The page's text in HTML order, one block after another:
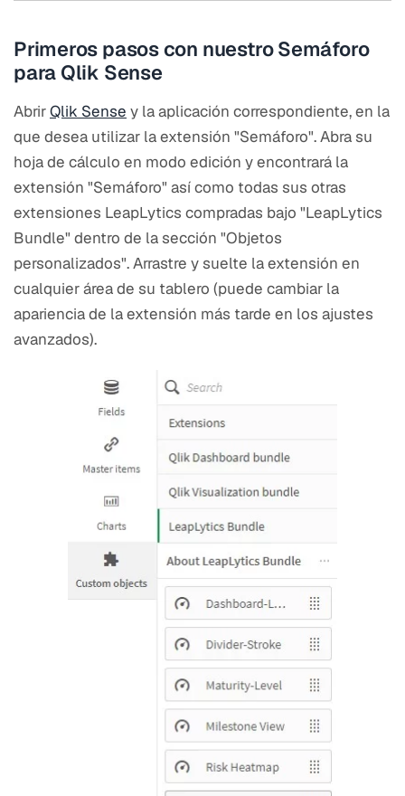
Primeros pasos con nuestro Semáforo
para Qlik Sense
AbrirQlik Sense y la aplicación correspondiente, en la
que desea utilizar la extensión "Semáforo". Abra su
hoja de cálculo en modo edición y encontrará la
extensión "Semáforo" así como todas sus otras
extensiones LeapLytics compradas bajo "LeapLytics
Bundle" dentro de la sección "Objetos
personalizados". Arrastre y suelte la extensión en
cualquier área de su tablero (puede cambiar la
apariencia de la extensión más tarde en los ajustes
avanzados).